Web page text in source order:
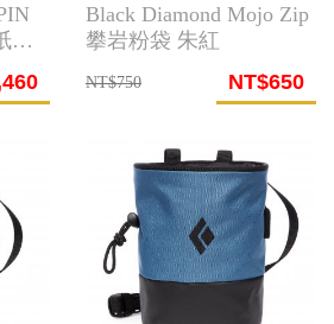
粉
Black Diamond Mojo Zip
攀岩粉袋 朱紅
NT$750 NT$650